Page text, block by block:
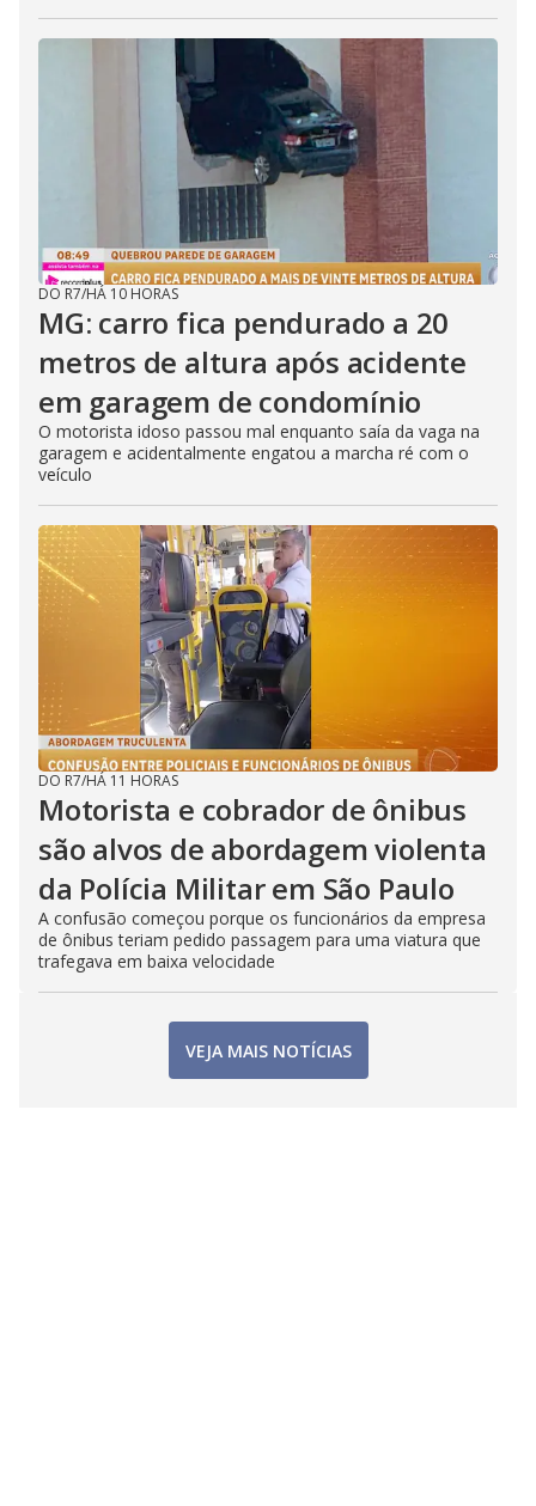
DO R7/HÁ 10 HORAS
MG: carro fica pendurado a 20
metros de altura após acidente
em garagem de condomínio
O motorista idoso passou mal enquanto saía da vaga na
garagem e acidentalmente engatou a marcha ré com o
veículo
DO R7/HÁ 11 HORAS
Motorista e cobrador de ônibus
são alvos de abordagem violenta
da Polícia Militar em São Paulo
A confusão começou porque os funcionários da empresa
de ônibus teriam pedido passagem para uma viatura que
trafegava em baixa velocidade
VEJA MAIS NOTÍCIAS